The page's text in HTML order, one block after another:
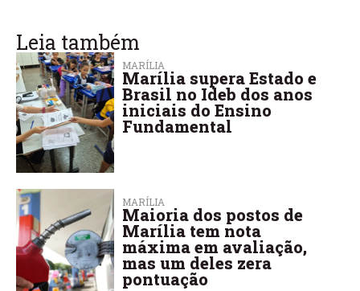
Leia também
MARÍLIA
Marília supera Estado e
Brasil no Ideb dos anos
iniciais do Ensino
Fundamental
MARÍLIA
Maioria dos postos de
Marília tem nota
máxima em avaliação,
mas um deles zera
pontuação